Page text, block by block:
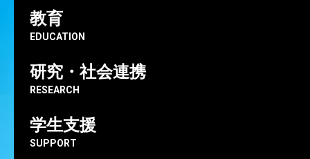
教育
EDUCATION
研究・社会連携
RESEARCH
学生支援
SUPPORT
大学案内
情報公開
す